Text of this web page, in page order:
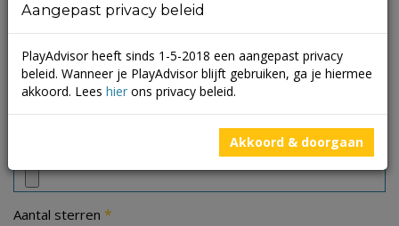
Aantal sterren *
Aangepast privacy beleid
PlayAdvisor heeft sinds 1-5-2018 een aangepast privacy
beleid. Wanneer je PlayAdvisor blijft gebruiken, ga je hiermee
akkoord. Lees hier ons privacy beleid.
Akkoord & doorgaan